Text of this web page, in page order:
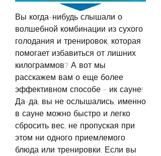
Вы когда-нибудь слышали о
волшебной комбинации из сухого
голодания и тренировок, которая
помогает избавиться от лишних
килограммов? А вот мы
расскажем вам о еще более
эффективном способе - ик сауне!
Да-да, вы не ослышались, именно
в сауне можно быстро и легко
сбросить вес, не пропуская при
этом ни одного приемлемого
блюда или тренировки. Если вы